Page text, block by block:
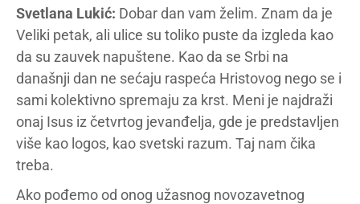
Svetlana Lukić: Dobar dan vam želim. Znam da je
Veliki petak, ali ulice su toliko puste da izgleda kao
da su zauvek napuštene. Kao da se Srbi na
današnji dan ne sećaju raspeća Hristovog nego se i
sami kolektivno spremaju za krst. Meni je najdraži
onaj Isus iz četvrtog jevanđelja, gde je predstavljen
više kao logos, kao svetski razum. Taj nam čika
treba.
Ako pođemo od onog užasnog novozavetnog